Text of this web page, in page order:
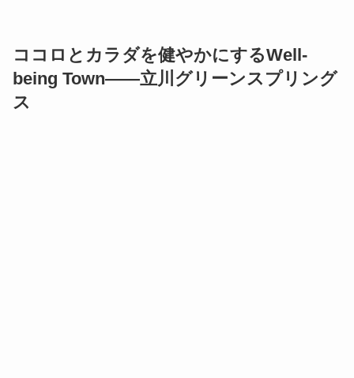
ココロとカラダを健やかにするWell-
being Town――立川グリーンスプリング
ス